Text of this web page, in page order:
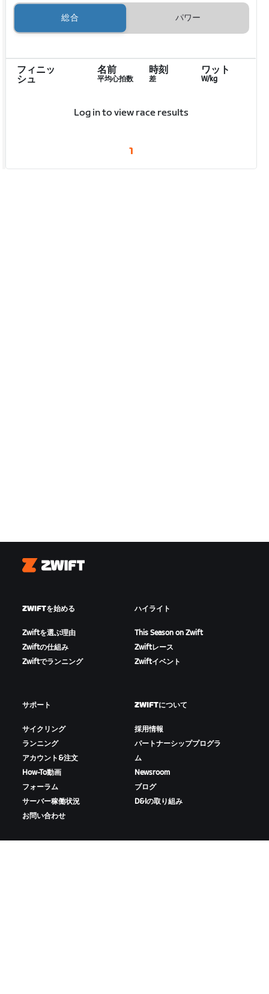
総合 パワー
フィニッ
シュ
名前
平均心拍数
時刻
差
ワット
W/kg
Log in to view race results
1
Zwift
ZWIFTを始める
Zwiftを選ぶ理由
Zwiftの仕組み
Zwiftでランニング
ハイライト
This Season on Zwift
Zwiftレース
Zwiftイベント
サポート
サイクリング
ランニング
アカウント&注文
How-To動画
フォーラム
サーバー稼働状況
お問い合わせ
ZWIFTについて
採用情報
パートナーシッププログラ
ム
Newsroom
ブログ
D&Iの取り組み